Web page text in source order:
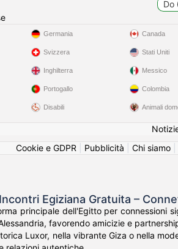
Germania
Svizzera
Inghilterra
Portogallo
Disabili
Canada
Stati Uniti
Messico
Colombia
Animali
Cookie e GDPR
Pubblicità Chi siamo
Egiziana Gratuita –
principale dell'Egitto per connessioni
favorendo amicizie e
Luxor, nella vibrante Giza o nella